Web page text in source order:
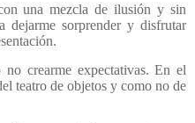
una mezcla de ilusión y sin
dejarme sorprender y disfrutar
crearme expectativas. En el
teatro de objetos y como no de